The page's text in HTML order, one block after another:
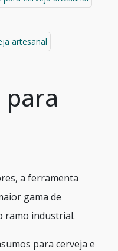
artesanal
para
a ferramenta
gama de
ramo industrial.
para cerveja e